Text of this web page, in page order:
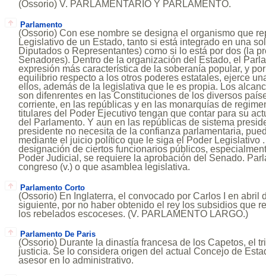
(Ossorio) V. PARLAMENTARIO Y PARLAMENTO.
Parlamento
(Ossorio) Con ese nombre se designa el organismo que
Legislativo de un Estado, tanto si está integrado en una
Diputados o Representantes) como si lo está por dos (la
Senadores). Dentro de la organización del Estado, el
expresión más característica de la soberanía popular, y
equilibrio respecto a los otros poderes estatales, ejerce
ellos, además de la legislativa que le es propia. Los
son difenrentes en las Constituciones de los diversos
corriente, en las repúblicas y en las monarquías de
titulares del Poder Ejecutivo tengan que contar para su
del Parlamento. Y aun en las repúblicas de sistema
presidente no necesita de la confianza parlamentaria,
mediante el juicio político que le siga el Poder Legislativo
designación de ciertos funcionarios públicos,
Poder Judicial, se requiere la aprobación del Senado.
congreso (v.) o que asamblea legislativa.
Parlamento Corto
(Ossorio) En Inglaterra, el convocado por Carlos I en abril
siguiente, por no haber obtenido el rey los subsidios que
los rebelados escoceses. (V. PARLAMENTO LARGO.)
Parlamento De Paris
(Ossorio) Durante la dinastía francesa de los Capetos, el
justicia. Se lo considera origen del actual Concejo de
asesor en lo administrativo.